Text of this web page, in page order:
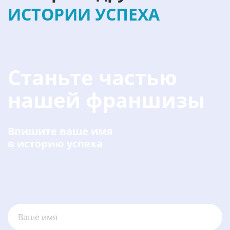
намерения».
ИСТОРИИ УСПЕХА
Станьте частью
нашей франшизы
Впишите ваше имя
в историю успеха